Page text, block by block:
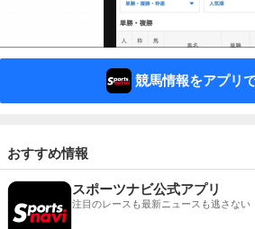
競馬情報をアプリ
おすすめ情報
スポーツナビ公式アプリ
注目のレースも最新ニュースも逃さない